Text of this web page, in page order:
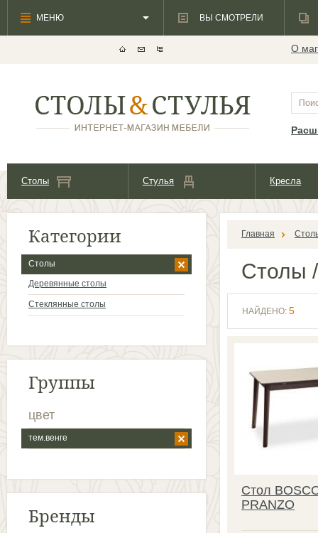
О
Столы Стулья Кресла
Категории
Столы
Деревянные столы
Стеклянные столы
Группы
цвет
тем.венге
Бренды
Главная
Столы /
НАЙДЕНО: 5
Стол
PRANZO
МЕНЮ ВЫ СМОТРЕЛИ